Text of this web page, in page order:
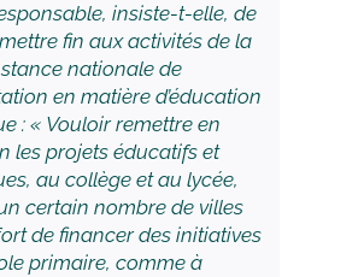
insiste-t-elle, de
fin aux activités de la
nationale de
en matière d’éducation
: « Vouloir remettre en
les projets éducatifs et
au collège et au lycée,
certain nombre de villes
de financer des initiatives
primaire, comme à